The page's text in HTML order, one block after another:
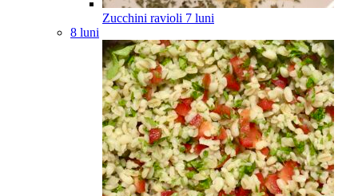
Zucchini ravioli 7 luni
8 luni